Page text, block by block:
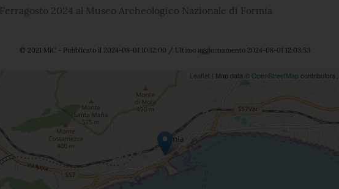
Ferragosto 2024 al Museo Archeologico Nazionale di Formia
© 2021 MiC - Pubblicato il 2024-08-01 10:12:00 / Ultimo aggiornamento 2024-08-01 12:03:53
Leaflet | Map data © OpenStreetMapcontributors,